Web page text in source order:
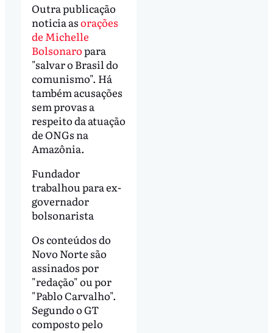
Outra publicação
noticia asorações
de Michelle
Bolsonaropara
"salvar o Brasil do
comunismo". Há
também acusações
sem provas a
respeito da atuação
de ONGs na
Amazônia.
Fundador
trabalhou para ex-
governador
bolsonarista
Os conteúdos do
Novo Norte são
assinados por
"redação" ou por
"Pablo Carvalho".
Segundo o GT
composto pelo